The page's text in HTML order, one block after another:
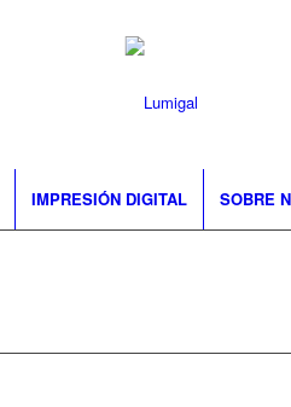
IMPRESIÓN DIGITAL SOBRE